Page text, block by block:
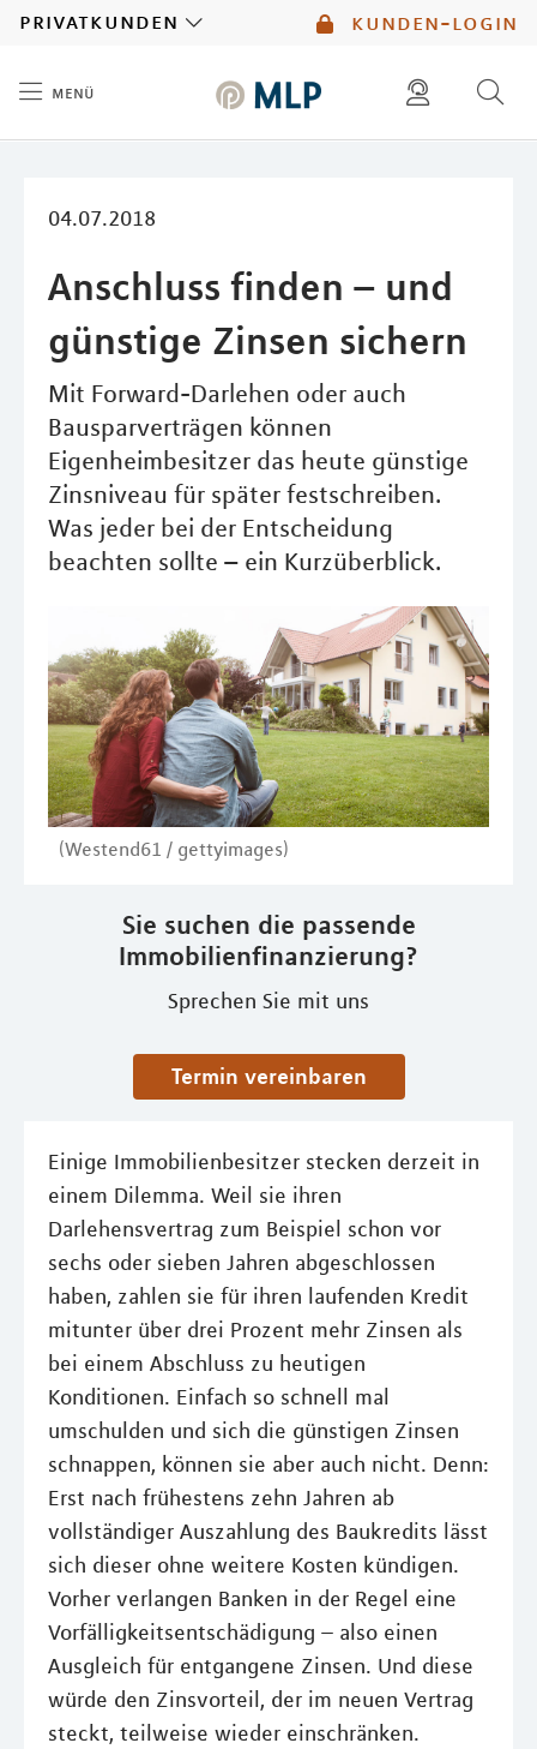
kunden-login
privatkunden
menü
04.07.2018
Anschluss finden – und
günstige Zinsen sichern
Mit Forward-Darlehen oder auch
Bausparverträgen können
Eigenheimbesitzer das heute günstige
Zinsniveau für später festschreiben.
Was jeder bei der Entscheidung
beachten sollte – ein Kurzüberblick.
(Westend61 / gettyimages)
Sie suchen die passende
Immobilienfinanzierung?
Sprechen Sie mit uns
Termin vereinbaren
Einige Immobilienbesitzer stecken derzeit in
einem Dilemma. Weil sie ihren
Darlehensvertrag zum Beispiel schon vor
sechs oder sieben Jahren abgeschlossen
haben, zahlen sie für ihren laufenden Kredit
mitunter über drei Prozent mehr Zinsen als
bei einem Abschluss zu heutigen
Konditionen. Einfach so schnell mal
umschulden und sich die günstigen Zinsen
schnappen, können sie aber auch nicht. Denn:
Erst nach frühestens zehn Jahren ab
vollständiger Auszahlung des Baukredits lässt
sich dieser ohne weitere Kosten kündigen.
Vorher verlangen Banken in der Regel eine
Vorfälligkeitsentschädigung – also einen
Ausgleich für entgangene Zinsen. Und diese
würde den Zinsvorteil, der im neuen Vertrag
steckt, teilweise wieder einschränken.